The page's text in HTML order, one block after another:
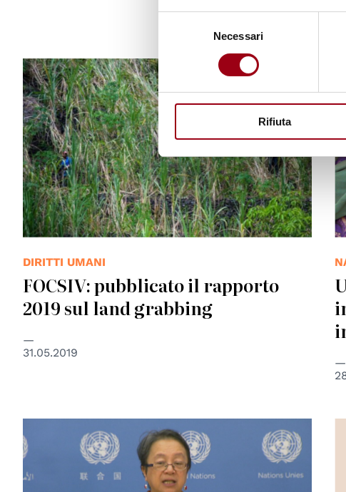
Necessari
Rifiuta
© UN Photo/Mark Garten
DIRITTI UMANI
FOCSIV: pubblicato il rapporto
2019 sul land grabbing
31.05.2019
© Organizzazione delle Nazioni Unite